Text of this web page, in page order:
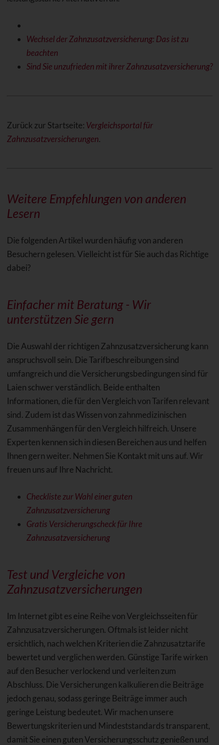
Wechsel der Zahnzusatzversicherung: Das ist zu
beachten
Sind Sie unzufrieden mit ihrer Zahnzusatzversicherung?
Zurück zur Startseite: Vergleichsportal für
Zahnzusatzversicherungen.
Weitere Empfehlungen von anderen
Lesern
Die folgenden Artikel wurden häufig von anderen
Besuchern gelesen. Vielleicht ist für Sie auch das Richtige
dabei?
Einfacher mit Beratung - Wir
unterstützen Sie gern
Die Auswahl der richtigen Zahnzusatzversicherung kann
anspruchsvoll sein. Die Tarifbeschreibungen sind
umfangreich und die Versicherungsbedingungen sind für
Laien schwer verständlich. Beide enthalten
Informationen, die für den Vergleich von Tarifen relevant
sind. Zudem ist das Wissen von zahnmedizinischen
Zusammenhängen für den Vergleich hilfreich. Unsere
Experten kennen sich in diesen Bereichen aus und helfen
Ihnen gern weiter. Nehmen Sie Kontakt mit uns auf. Wir
freuen uns auf Ihre Nachricht.
Checkliste zur Wahl einer guten
Zahnzusatzversicherung
Gratis Versicherungscheck für Ihre
Zahnzusatzversicherung
Test und Vergleiche von
Zahnzusatzversicherungen
Im Internet gibt es eine Reihe von Vergleichsseiten für
Zahnzusatzversicherungen. Oftmals ist leider nicht
ersichtlich, nach welchen Kriterien die Zahnzusatztarife
bewertet und verglichen werden. Günstige Tarife wirken
auf den Besucher verlockend und verleiten zum
Abschluss. Die Versicherungen kalkulieren die Beiträge
jedoch genau, sodass geringe Beiträge immer auch
geringe Leistung bedeutet. Wir machen unsere
Bewertungskriterien und Mindeststandards transparent,
damit Sie einen guten Versicherungsschutz genießen und